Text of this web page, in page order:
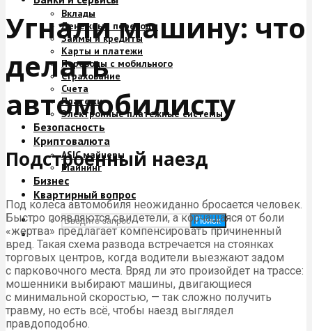
Вклады
Денежные переводы
Займы и кредиты
Карты и платежи
Переводы с мобильного
Страхование
Счета
Платежи
Электронные платежные системы
Безопасность
Криптовалюта
ASIC майнеры
Майнинг
Бизнес
Квартирный вопрос
Поиск
Угнали машину: что
делать
автомобилисту
Подстроенный наезд
Под колеса автомобиля неожиданно бросается человек.
Быстро появляются свидетели, а корчащаяся от боли
«жертва» предлагает компенсировать причиненный
вред. Такая схема развода встречается на стоянках
торговых центров, когда водители выезжают задом
с парковочного места. Вряд ли это произойдет на трассе:
мошенники выбирают машины, двигающиеся
с минимальной скоростью, — так сложно получить
травму, но есть всё, чтобы наезд выглядел
правдоподобно.